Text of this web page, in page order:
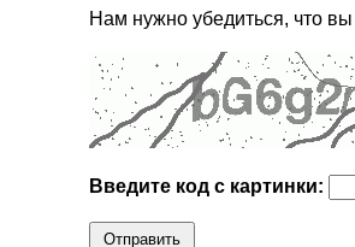
Нам нужно убедиться, что
Введите код с картинки:
Отправить